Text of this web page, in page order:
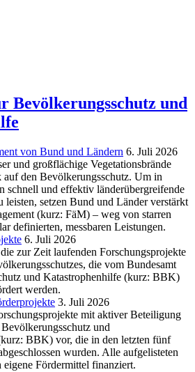
Bevölkerungsschutz und
von Bund und Ländern 6. Juli 2026
und großflächige Vegetationsbrände
auf den Bevölkerungsschutz. Um in
schnell und effektiv länderübergreifende
setzen Bund und Länder verstärkt
(kurz: FäM) – weg von starren
definierten, messbaren Leistungen.
6. Juli 2026
zur Zeit laufenden Forschungsprojekte
die vom Bundesamt
und Katastrophenhilfe (kurz: BBK)
werden.
3. Juli 2026
mit aktiver Beteiligung
und
BBK) vor, die in den letzten fünf
wurden. Alle aufgelisteten
eigene Fördermittel finanziert.